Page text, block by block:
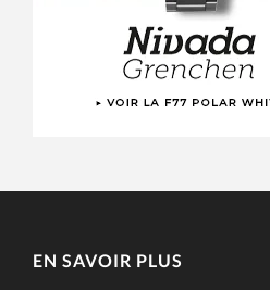
EN SAVOIR PLUS